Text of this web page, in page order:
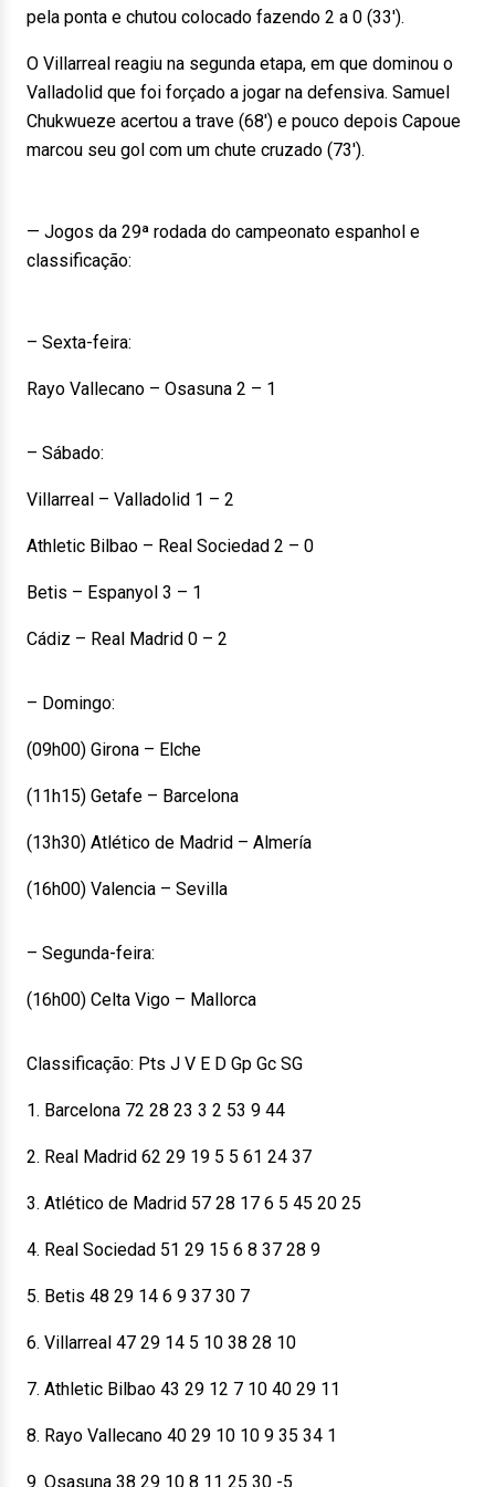
pela ponta e chutou colocado fazendo 2 a 0 (33′).
O Villarreal reagiu na segunda etapa, em que dominou o
Valladolid que foi forçado a jogar na defensiva. Samuel
Chukwueze acertou a trave (68′) e pouco depois Capoue
marcou seu gol com um chute cruzado (73′).
— Jogos da 29ª rodada do campeonato espanhol e
classificação:
– Sexta-feira:
Rayo Vallecano – Osasuna 2 – 1
– Sábado:
Villarreal – Valladolid 1 – 2
Athletic Bilbao – Real Sociedad 2 – 0
Betis – Espanyol 3 – 1
Cádiz – Real Madrid 0 – 2
– Domingo:
(09h00) Girona – Elche
(11h15) Getafe – Barcelona
(13h30) Atlético de Madrid – Almería
(16h00) Valencia – Sevilla
– Segunda-feira:
(16h00) Celta Vigo – Mallorca
Classificação: Pts J V E D Gp Gc SG
1. Barcelona 72 28 23 3 2 53 9 44
2. Real Madrid 62 29 19 5 5 61 24 37
3. Atlético de Madrid 57 28 17 6 5 45 20 25
4. Real Sociedad 51 29 15 6 8 37 28 9
5. Betis 48 29 14 6 9 37 30 7
6. Villarreal 47 29 14 5 10 38 28 10
7. Athletic Bilbao 43 29 12 7 10 40 29 11
8. Rayo Vallecano 40 29 10 10 9 35 34 1
9. Osasuna 38 29 10 8 11 25 30 -5